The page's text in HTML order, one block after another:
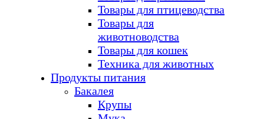
Товары для птицеводства
Товары для
животноводства
Товары для кошек
Техника для животных
Продукты питания
Бакалея
Крупы